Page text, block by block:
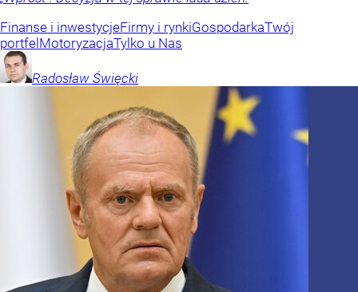
Finanse i inwestycjeFirmy i rynkiGospodarkaTwój
portfelMotoryzacjaTylko u Nas
Radosław Święcki